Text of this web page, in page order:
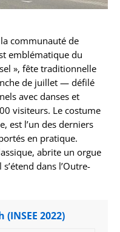
communauté de
emblématique du
», fête traditionnelle
de juillet — défilé
avec danses et
visiteurs. Le costume
est l’un des derniers
en pratique.
abrite un orgue
dans l’Outre-
2022)